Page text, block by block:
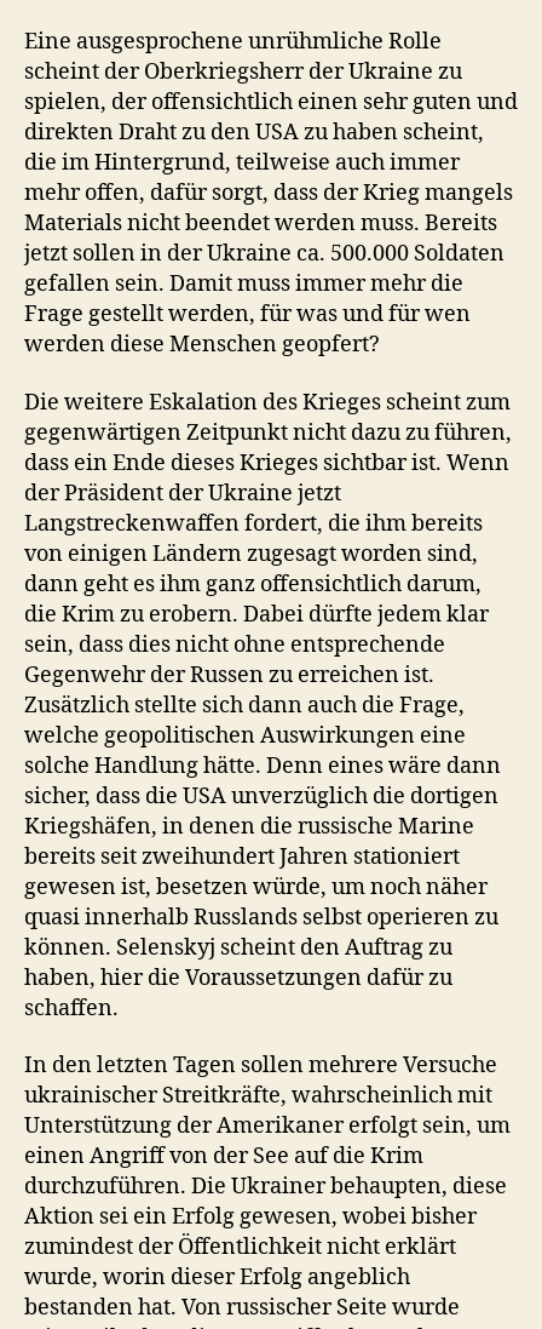
Eine ausgesprochene unrühmliche Rolle
scheint der Oberkriegsherr der Ukraine zu
spielen, der offensichtlich einen sehr guten und
direkten Draht zu den USA zu haben scheint,
die im Hintergrund, teilweise auch immer
mehr offen, dafür sorgt, dass der Krieg mangels
Materials nicht beendet werden muss. Bereits
jetzt sollen in der Ukraine ca. 500.000 Soldaten
gefallen sein. Damit muss immer mehr die
Frage gestellt werden, für was und für wen
werden diese Menschen geopfert?
Die weitere Eskalation des Krieges scheint zum
gegenwärtigen Zeitpunkt nicht dazu zu führen,
dass ein Ende dieses Krieges sichtbar ist. Wenn
der Präsident der Ukraine jetzt
Langstreckenwaffen fordert, die ihm bereits
von einigen Ländern zugesagt worden sind,
dann geht es ihm ganz offensichtlich darum,
die Krim zu erobern. Dabei dürfte jedem klar
sein, dass dies nicht ohne entsprechende
Gegenwehr der Russen zu erreichen ist.
Zusätzlich stellte sich dann auch die Frage,
welche geopolitischen Auswirkungen eine
solche Handlung hätte. Denn eines wäre dann
sicher, dass die USA unverzüglich die dortigen
Kriegshäfen, in denen die russische Marine
bereits seit zweihundert Jahren stationiert
gewesen ist, besetzen würde, um noch näher
quasi innerhalb Russlands selbst operieren zu
können. Selenskyj scheint den Auftrag zu
haben, hier die Voraussetzungen dafür zu
schaffen.
In den letzten Tagen sollen mehrere Versuche
ukrainischer Streitkräfte, wahrscheinlich mit
Unterstützung der Amerikaner erfolgt sein, um
einen Angriff von der See auf die Krim
durchzuführen. Die Ukrainer behaupten, diese
Aktion sei ein Erfolg gewesen, wobei bisher
zumindest der Öffentlichkeit nicht erklärt
wurde, worin dieser Erfolg angeblich
bestanden hat. Von russischer Seite wurde